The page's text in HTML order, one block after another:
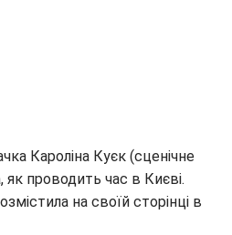
Кароліна Куєк (сценічне
як проводить час в Києві.
на своїй сторінці в